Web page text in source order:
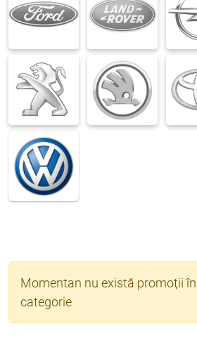
Momentan nu există promoții
categorie